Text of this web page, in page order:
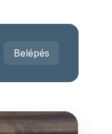
Belépés